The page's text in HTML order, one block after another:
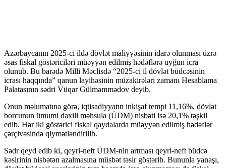
Azərbaycanın 2025-ci ildə dövlət maliyyəsinin idarə olunması üzrə
əsas fiskal göstəriciləri müəyyən edilmiş hədəflərə uyğun icra
olunub. Bu barədə Milli Məclisdə “2025-ci il dövlət büdcəsinin
icrası haqqında” qanun layihəsinin müzakirələri zamanı Hesablama
Palatasının sədri Vüqar Gülməmmədov deyib.
Onun məlumatına görə, iqtisadiyyatın inkişaf tempi 11,16%, dövlət
borcunun ümumi daxili məhsula (ÜDM) nisbəti isə 20,1% təşkil
edib. Hər iki göstərici fiskal qaydalarda müəyyən edilmiş hədəflər
çərçivəsində qiymətləndirilib.
Sədr qeyd edib ki, qeyri-neft ÜDM-nin artması qeyri-neft büdcə
kəsirinin nisbətən azalmasına müsbət təsir göstərib. Bununla yanaşı,